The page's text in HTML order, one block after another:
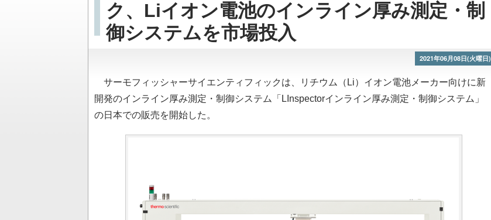
ナ
ビ
ゲ
ン
ク、Liイオン電池のインライン厚み測定・制
御システムを市場投入
2021年06月08日(火曜日)
サーモフィッシャーサイエンティフィックは、リチウム（Li）イオン電池メーカー向けに新
開発のインライン厚み測定・制御システム「LInspectorインライン厚み測定・制御システム」
の日本での販売を開始した。